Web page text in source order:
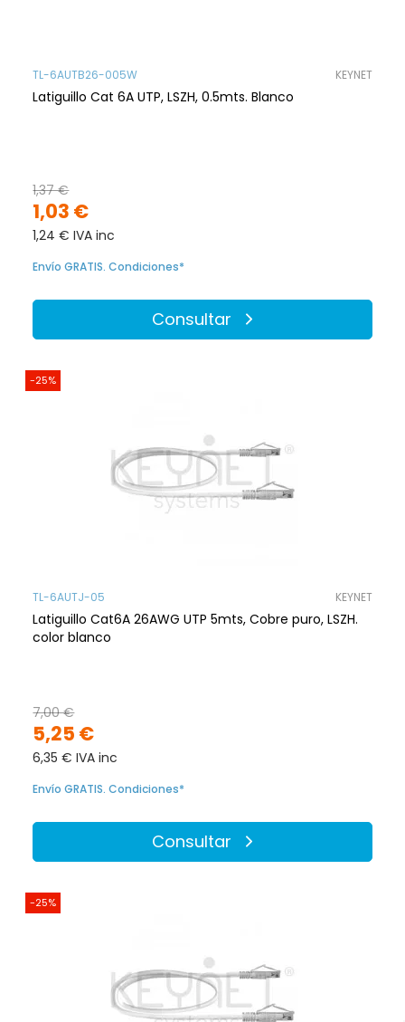
TL-6AUTB26-005W KEYNET
Latiguillo Cat 6A UTP, LSZH, 0.5mts. Blanco
1,03 €
1,37 €
1,24 € IVA inc
Envío GRATIS. Condiciones*
Consultar
-25%
TL-6AUTJ-05 KEYNET
Latiguillo Cat6A 26AWG UTP 5mts, Cobre puro, LSZH.
color blanco
5,25 €
7,00 €
6,35 € IVA inc
Envío GRATIS. Condiciones*
Consultar
-25%